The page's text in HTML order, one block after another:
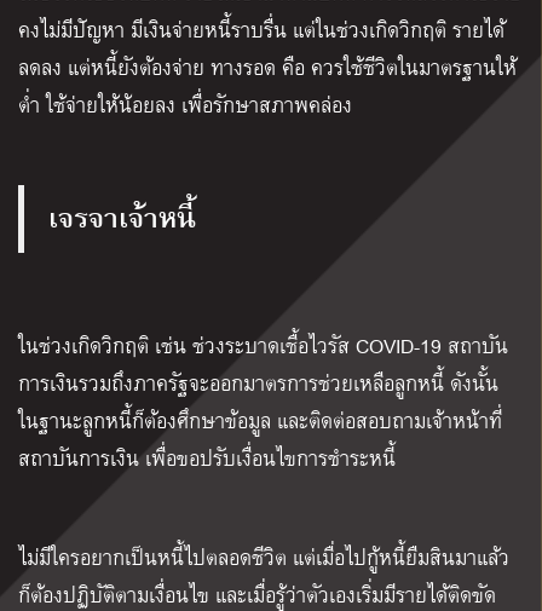
คงไม่มีปัญหา มีเงินจ่ายหนี้ราบรื่น แต่ในช่วงเกิดวิกฤติ รายได้
ลดลง แต่หนี้ยังต้องจ่าย ทางรอด คือ ควรใช้ชีวิตในมาตรฐานให้
ต่ำ ใช้จ่ายให้น้อยลง เพื่อรักษาสภาพคล่อง
เจรจาเจ้าหนี้
ในช่วงเกิดวิกฤติ เช่น ช่วงระบาดเชื้อไวรัส COVID-19 สถาบัน
การเงินรวมถึงภาครัฐจะออกมาตรการช่วยเหลือลูกหนี้ ดังนั้น
ในฐานะลูกหนี้ก็ต้องศึกษาข้อมูล และติดต่อสอบถามเจ้าหน้าที่
สถาบันการเงิน เพื่อขอปรับเงื่อนไขการชำระหนี้
ไม่มีใครอยากเป็นหนี้ไปตลอดชีวิต แต่เมื่อไปกู้หนี้ยืมสินมาแล้ว
ก็ต้องปฏิบัติตามเงื่อนไข และเมื่อรู้ว่าตัวเองเริ่มมีรายได้ติดขัด